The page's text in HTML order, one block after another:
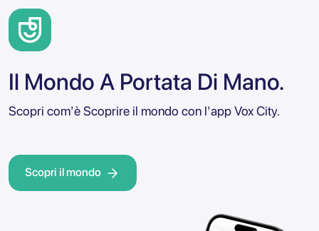
Il Mondo A Portata Di Mano.
Scopri com'è Scoprire il mondo con l'app Vox City.
Scopri il mondo